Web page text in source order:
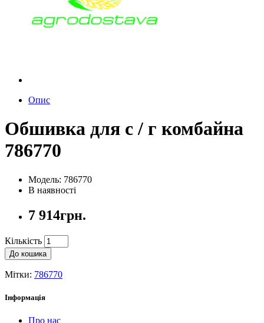
Опис
Обшивка для с / г комбайна
786770
Модель: 786770
В наявності
7 914грн.
Кількість
До кошика
Мітки: 786770
Інформація
Про нас